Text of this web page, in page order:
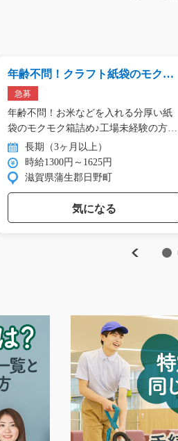
Previous
年齢不問！クラフト紙袋のモクモ
ク箱詰め/g04_01514
急募
年齢不問！お米などを入れる分厚い紙
袋のモクモク箱詰め♪工場未経験の方、
…
長期（3ヶ月以上）
時給1300円～1625円
滋賀県蒲生郡日野町
気になる